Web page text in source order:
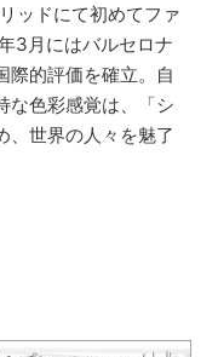
ッドにて初めてファ
3月にはバルセロナ
際的評価を確立。自
な色彩感覚は、「シ
、世界の人々を魅了